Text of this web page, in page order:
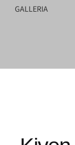
GALLERIA